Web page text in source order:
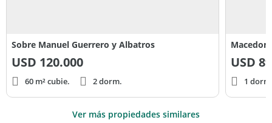
Sobre Manuel Guerrero y Albatros
USD 120.000
60 m² cubie. 2 dorm.
USD
1
Ver más propiedades similares